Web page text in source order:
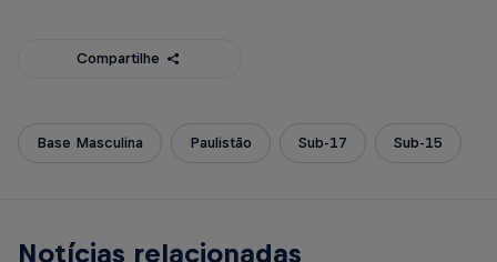
Compartilhe
Base Masculina Paulistão Sub-17 Sub-15
Notícias relacionadas